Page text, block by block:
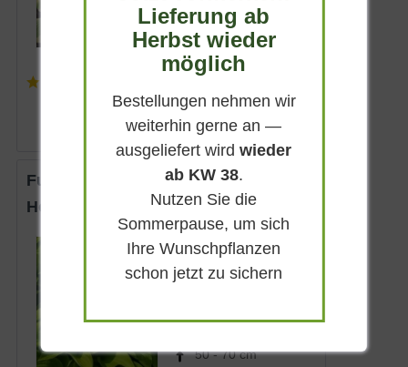
Lieferbar
44,90 € *
Funkie 'Hyacinthina'
Hosta fortunei 'Hyacinthina'
Sommergrün
Hellviolett
50 - 70 cm
Lieferung ab
Herbst wieder
möglich
Bestellungen nehmen wir
weiterhin gerne an —
ausgeliefert wirdwieder
ab KW 38.
Nutzen Sie die
Sommerpause, um sich
Ihre Wunschpflanzen
schon jetzt zu sichern